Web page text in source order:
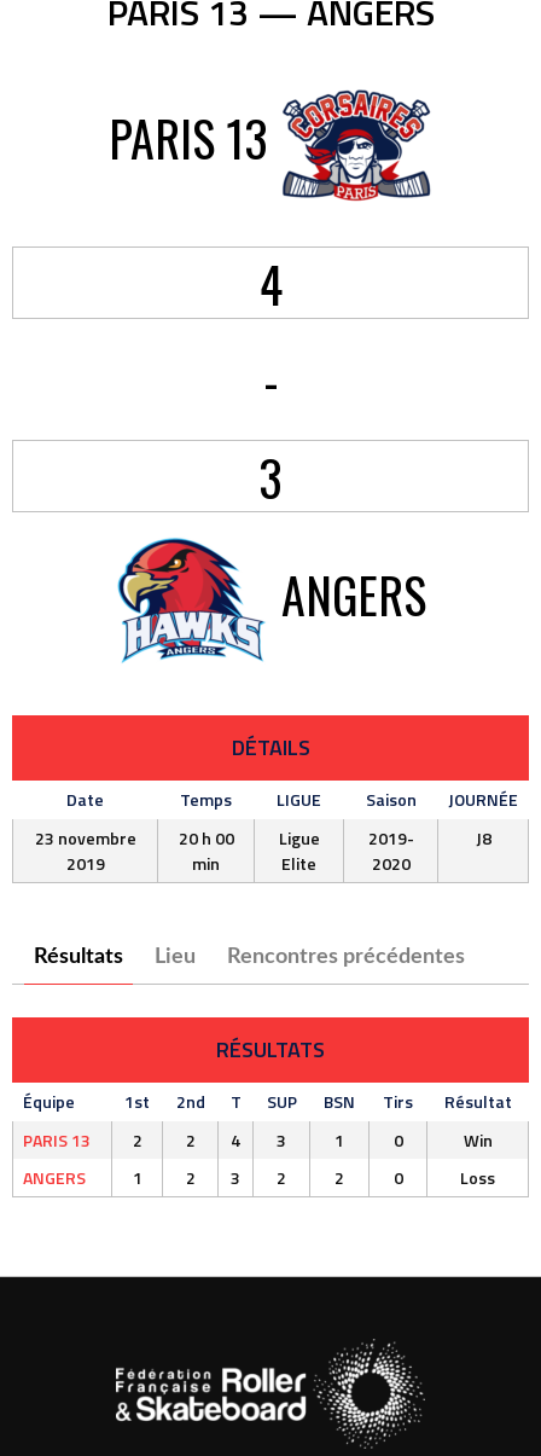
PARIS 13 — ANGERS
PARIS 13
4
-
3
ANGERS
DÉTAILS
Date Temps LIGUE Saison
JOURNÉE
23 novembre
2019
20 h 00
min
Ligue
Elite
2019-
2020
J8
Résultats Lieu Rencontres précédentes
RÉSULTATS
Équipe 1st 2nd T SUP BSN Tirs
Résultat
PARIS 13
2 2 4 3 1 0
Win
ANGERS
1 2 3 2 2 0 Loss